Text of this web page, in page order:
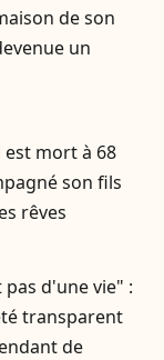
de son
un
est mort à 68
son fils
rêves
d'une vie" :
transparent
de